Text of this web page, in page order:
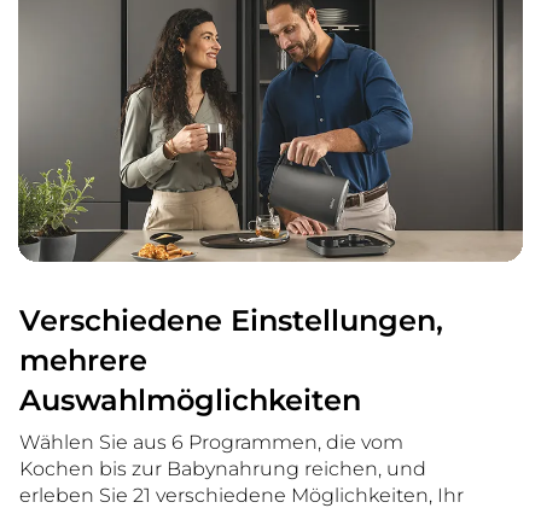
Verschiedene Einstellungen,
mehrere
Auswahlmöglichkeiten
Wählen Sie aus 6 Programmen, die vom
Kochen bis zur Babynahrung reichen, und
erleben Sie 21 verschiedene Möglichkeiten, Ihr